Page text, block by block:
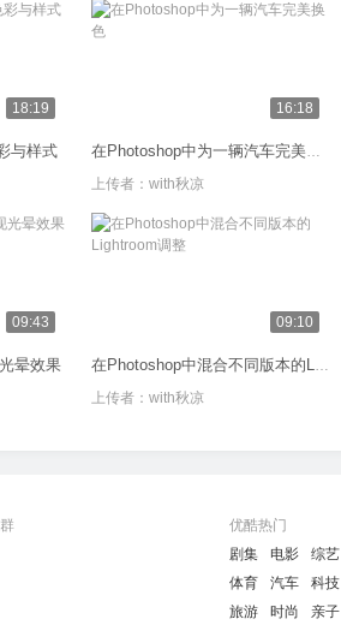
18:19
与样式
16:18
在Photoshop中为一辆汽车完美换色
上传者： with秋凉
09:43
晕效果
09:10
在Photoshop中混合不同版本的Lightroom调整
上传者： with秋凉
优酷热门
剧集
电影
综艺
体育
汽车
科技
旅游
时尚 亲子